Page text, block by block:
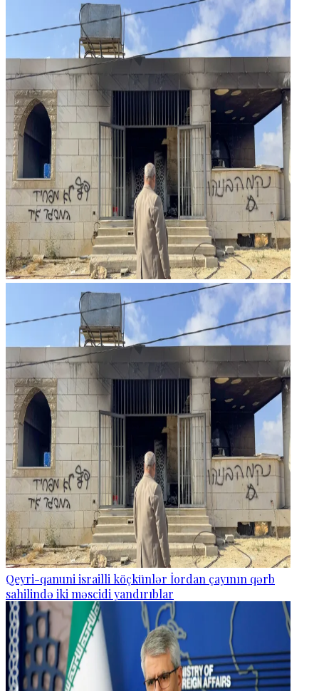
Qeyri-qanuni israilli köçkünlər İordan çayının qərb
sahilində iki məscidi yandırıblar